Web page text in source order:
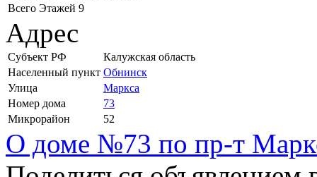
Всего Этажей 9
Адрес
Субъект РФ
Калужская область
Населенный пункт Обнинск
Улица
Маркса
Номер дома
73
Микрорайон
52
О доме №73 по пр-т